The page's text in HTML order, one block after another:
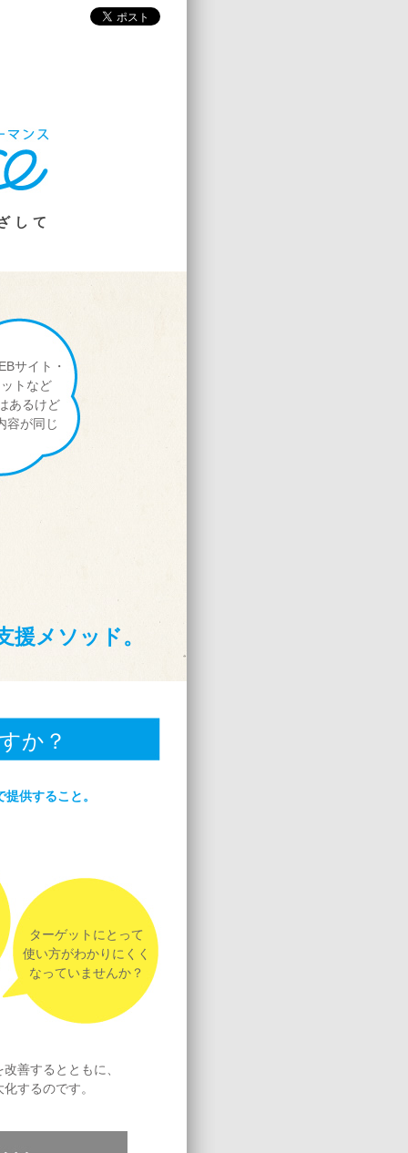
して
サイト・
トなど
あるけど
容が同じ
メソッド。
か？
供すること。
ターゲットにとって
使い方がわかりにくく
なっていませんか？
善するとともに、
するのです。